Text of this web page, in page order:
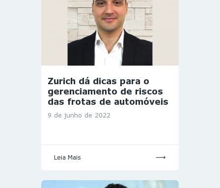
Zurich dá dicas para o
gerenciamento de riscos
das frotas de automóveis
9 de junho de 2022
Leia Mais